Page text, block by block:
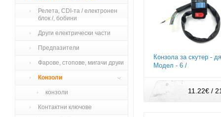
Конзола за скутер -
Модел - 6 /
11.22€ /
Релета, CDI-та / електронен
блок /, бобини
Други електрически части
Предпазители
Фарове, стопове, мигачи други
Конзоли
конзоли
Контактни ключове